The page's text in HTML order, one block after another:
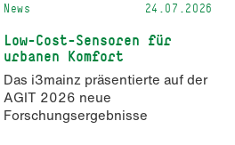
News 24.07.2026
Low-Cost-Sensoren für
urbanen Komfort
Das i3mainz präsentierte auf der
AGIT 2026 neue
Forschungsergebnisse